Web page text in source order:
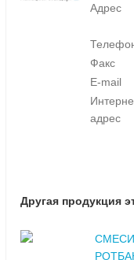
Адрес
Факс
E-mail
адрес
Другая продукция